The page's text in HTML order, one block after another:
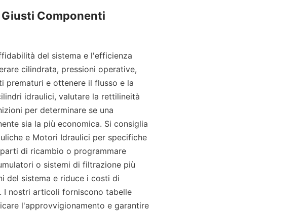
Componenti
del sistema e l'efficienza
cilindrata, pressioni operative,
prematuri e ottenere il flusso e la
idraulici, valutare la rettilineità
per determinare se una
sia la più economica. Si consiglia
e Motori Idraulici per specifiche
di ricambio o programmare
o sistemi di filtrazione più
del sistema e riduce i costi di
I nostri articoli forniscono tabelle
l'approvvigionamento e garantire